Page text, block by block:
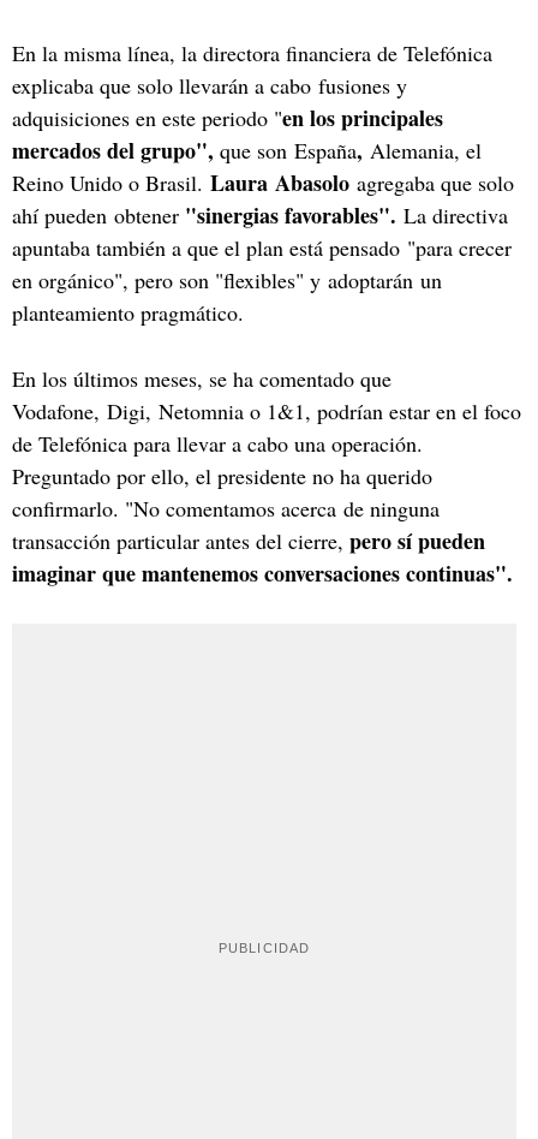
En la misma línea, la directora financiera de Telefónica
explicaba que solo llevarán a cabo fusiones y
adquisiciones en este periodo "en los principales
mercados del grupo", que son España, Alemania, el
Reino Unido o Brasil. Laura Abasolo agregaba que solo
ahí pueden obtener "sinergias favorables". La directiva
apuntaba también a que el plan está pensado "para crecer
en orgánico", pero son "flexibles" y adoptarán un
planteamiento pragmático.
En los últimos meses, se ha comentado que
Vodafone, Digi, Netomnia o 1&1, podrían estar en el foco
de Telefónica para llevar a cabo una operación.
Preguntado por ello, el presidente no ha querido
confirmarlo. "No comentamos acerca de ninguna
transacción particular antes del cierre, pero sí pueden
imaginar que mantenemos conversaciones continuas".